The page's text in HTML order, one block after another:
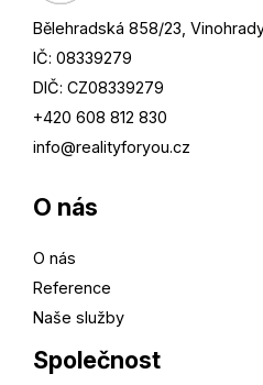
Bělehradská 858/23,
IČ: 08339279
DIČ: CZ08339279
+420 608 812 830
info@realityforyou.cz
O nás
O nás
Reference
Naše služby
Společnost